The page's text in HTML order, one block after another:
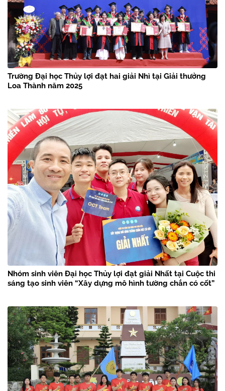
Trường Đại học Thủy lợi đạt hai giải Nhì tại Giải thưởng
Loa Thành năm 2025
Nhóm sinh viên Đại học Thủy lợi đạt giải Nhất tại Cuộc thi
sáng tạo sinh viên “Xây dựng mô hình tường chắn có cốt”